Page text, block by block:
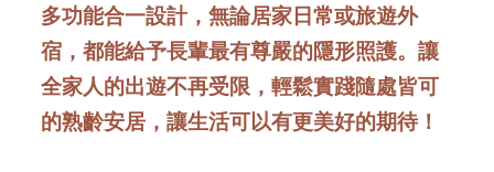
多功能合一設計，無論居家日常或旅遊外
宿，都能給予長輩最有尊嚴的隱形照護。讓
全家人的出遊不再受限，輕鬆實踐隨處皆可
的熟齡安居，讓生活可以有更美好的期待！